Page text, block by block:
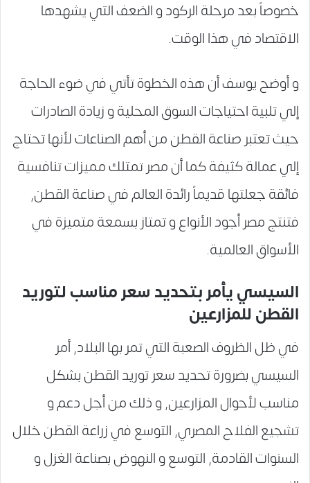
خصوصاً بعد مرحلة الركود و الضعف التي يشهدها
الاقتصاد في هذا الوقت.
و أوضح يوسف أن هذه الخطوة تأتي في ضوء الحاجة
إلي تلبية احتياجات السوق المحلية و زيادة الصادرات
حيث تعتبر صناعة القطن من أهم الصناعات لأنها تحتاج
إلي عمالة كثيفة كما أن مصر تمتلك مميزات تنافسية
فائقة جعلتها قديماً رائدة العالم في صناعة القطن,
فتنتج مصر أجود الأنواع و تمتاز بسمعة متميزة في
الأسواق العالمية.
السيسي يأمر بتحديد سعر مناسب لتوريد
القطن للمزارعين
في ظل الظروف الصعبة التي تمر بها البلاد, أمر
السيسي بضرورة تحديد سعر توريد القطن بشكل
مناسب لأحوال المزارعين, و ذلك من أجل دعم و
تشجيع الفلاح المصري, التوسع في زراعة القطن خلال
السنوات القادمة, التوسع و النهوض بصناعة الغزل و